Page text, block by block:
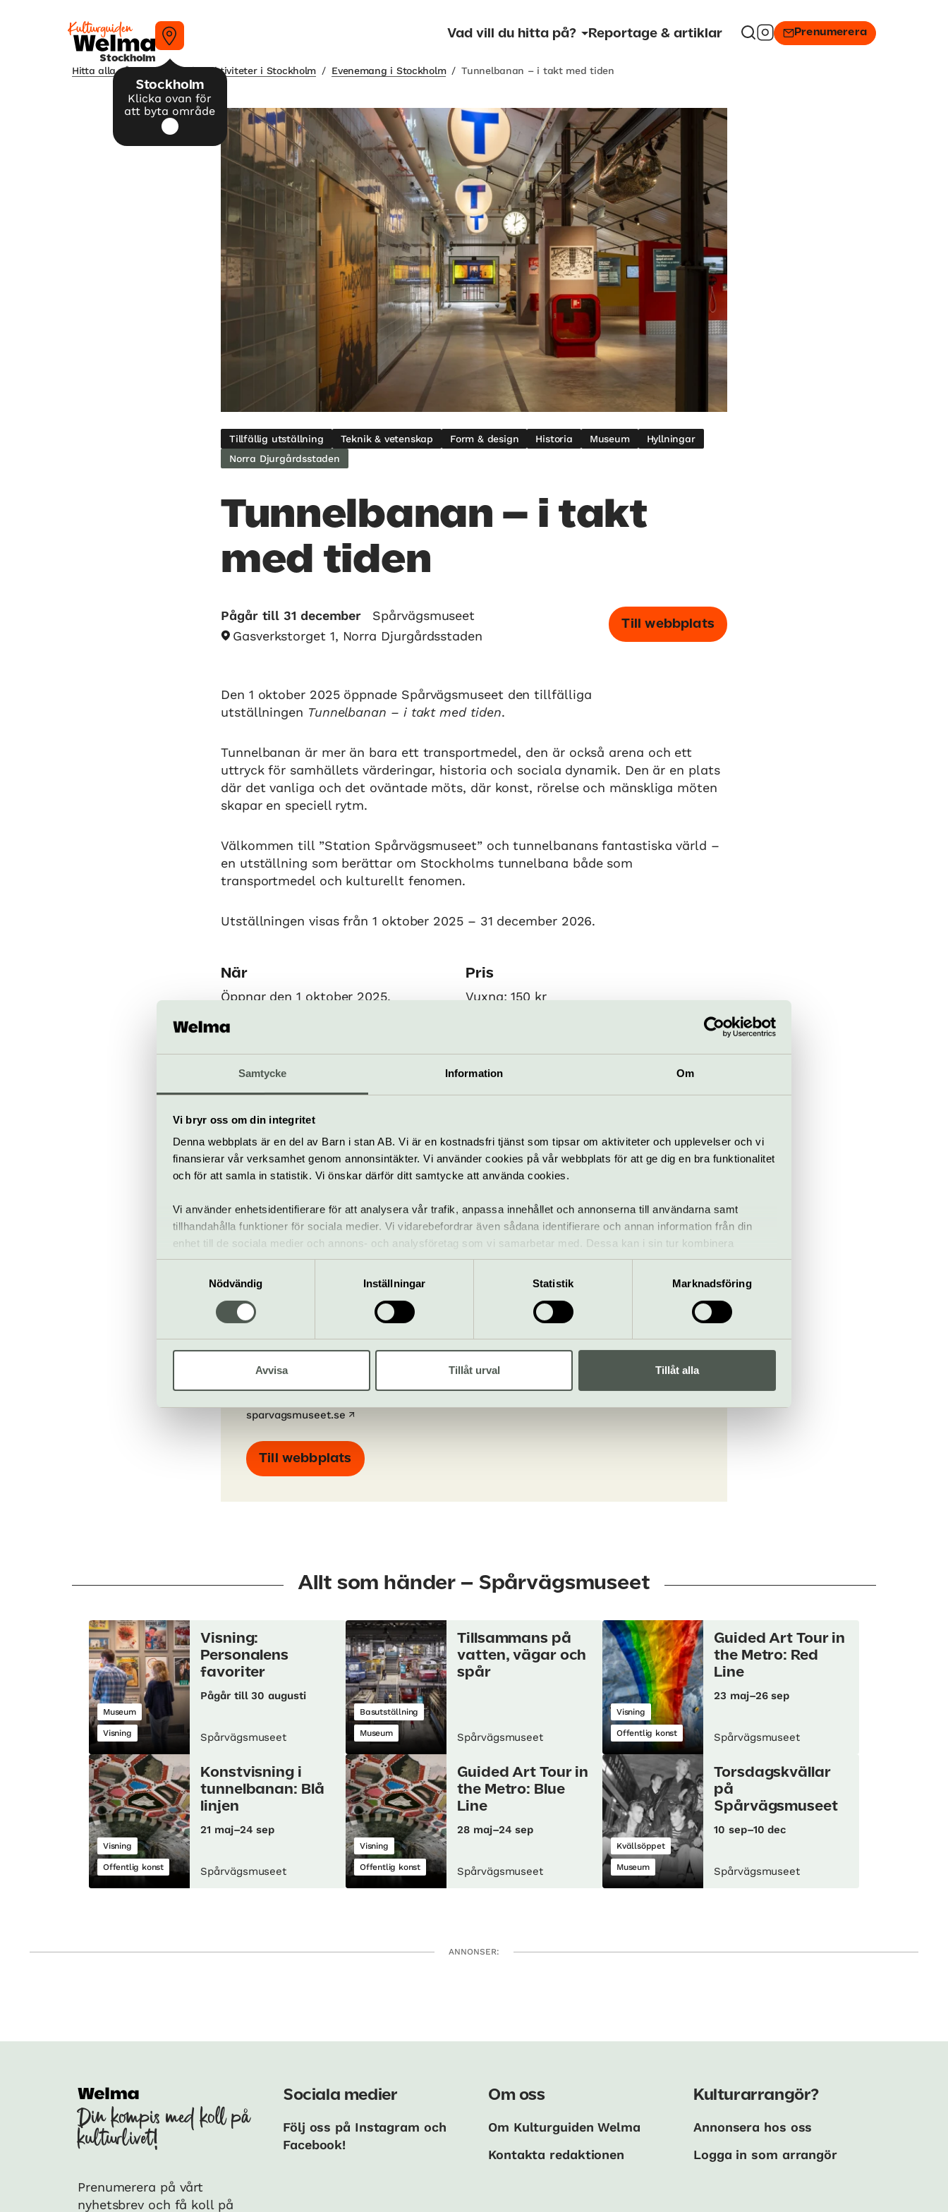
Samtycke Information Om
Vi bryr oss om din integritet
Denna webbplats är en del av Barn i stan AB. Vi är en kostnadsfri tjänst som tipsar om aktiviteter och upplevelser och vi
finansierar vår verksamhet genom annonsintäkter. Vi använder cookies på vår webbplats för att ge dig en bra funktionalitet
och för att samla in statistik. Vi önskar därför ditt samtycke att använda cookies.
Vi använder enhetsidentifierare för att analysera vår trafik, anpassa innehållet och annonserna till användarna samt
tillhandahålla funktioner för sociala medier. Vi vidarebefordrar även sådana identifierare och annan information från din
enhet till de sociala medier och annons- och analysföretag som vi samarbetar med. Dessa kan i sin tur kombinera
informationen med annan information som du har tillhandahållit eller som de har samlat in när du har använt deras tjänster.
Nödvändig
Inställningar Statistik Marknadsföring
Avvisa Tillåt urval Tillåt alla
Stockholm
Stockholm
Klicka ovan för
att byta område
Vad vill du hitta på? Reportage & artiklar Prenumerera
Hitta alla våra tips på kulturaktiviteter i Stockholm / Evenemang i Stockholm / Tunnelbanan – i takt med tiden
Tillfällig utställning Teknik & vetenskap Form & design Historia Museum
Hyllningar
Norra Djurgårdsstaden
Tunnelbanan – i takt
med tiden
Pågår till 31 december
Spårvägsmuseet
Gasverkstorget 1, Norra Djurgårdsstaden
Till webbplats
Den 1 oktober 2025 öppnade Spårvägsmuseet den tillfälliga
utställningen Tunnelbanan – i takt med tiden.
Tunnelbanan är mer än bara ett transportmedel, den är också arena och ett
uttryck för samhällets värderingar, historia och sociala dynamik. Den är en plats
där det vanliga och det oväntade möts, där konst, rörelse och mänskliga möten
skapar en speciell rytm.
Välkommen till ”Station Spårvägsmuseet” och tunnelbanans fantastiska värld –
en utställning som berättar om Stockholms tunnelbana både som
transportmedel och kulturellt fenomen.
Utställningen visas från 1 oktober 2025 – 31 december 2026.
När
Öppnar den 1 oktober 2025.
Pris
Vuxna: 150 kr
Bra att veta
Kafé
Restaurang
Bar
Hitta hit
också bra att ta.
Tunnelbana: Ta tunnelbanans röda linje
till station Ropsten. Välj uppgången
10 minuters promenad till museet.
Båt: Med pendelbåt 80 tar du dig till
hållplats Ropsten. Gå cirka 10 minuter
Gasverkstorget 1, Norra
Djurgårdsstaden
sparvagsmuseet.se
sparvagsmuseet@sl.se
Till webbplats
Allt som händer – Spårvägsmuseet
Museum
Visning
Visning:
Personalens
favoriter
Pågår till 30 augusti
Spårvägsmuseet
Basutställning
Museum
Tillsammans på
vatten, vägar och
spår
Spårvägsmuseet
Visning
Offentlig konst
Guided Art Tour in
the Metro: Red
Line
23 maj–26 sep
Spårvägsmuseet
Visning
Offentlig konst
Konstvisning i
tunnelbanan: Blå
linjen
21 maj–24 sep
Spårvägsmuseet
Visning
Offentlig konst
Guided Art Tour in
the Metro: Blue
Line
28 maj–24 sep
Spårvägsmuseet
Kvällsöppet
Museum
Torsdagskvällar
på
Spårvägsmuseet
10 sep–10 dec
Spårvägsmuseet
ANNONSER:
Din kompis med koll på
kulturlivet!
Prenumerera på vårt
nyhetsbrev och få koll på
Sociala medier
Följ oss på Instagram och
Facebook!
Om oss
Om Kulturguiden Welma
Kontakta redaktionen
Kulturarrangör?
Annonsera hos oss
Logga in som arrangör